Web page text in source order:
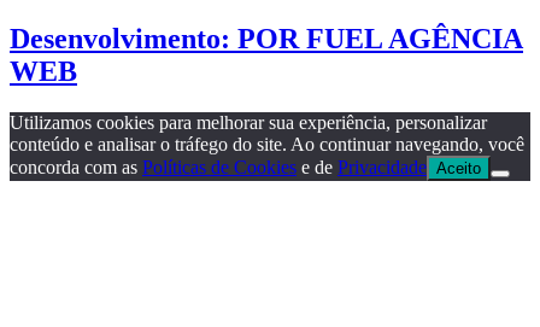
Desenvolvimento: POR FUEL AGÊNCIA
WEB
Utilizamos cookies para melhorar sua experiência, personalizar
conteúdo e analisar o tráfego do site. Ao continuar navegando, você
concorda com as Políticas de Cookies e de Privacidade Aceito